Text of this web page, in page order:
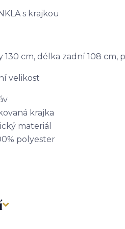
s krajkou
130 cm, délka zadní 108 cm,
velikost
krajka
materiál
polyester